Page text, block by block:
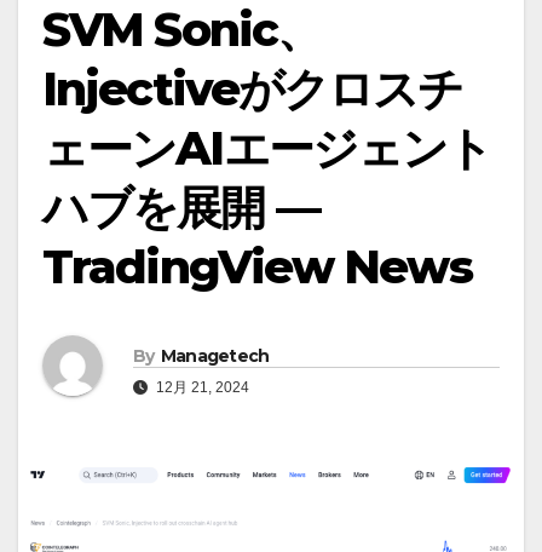
SVM Sonic、
Injectiveがクロスチ
ェーンAIエージェント
ハブを展開 —
TradingView News
By Managetech
12月 21, 2024